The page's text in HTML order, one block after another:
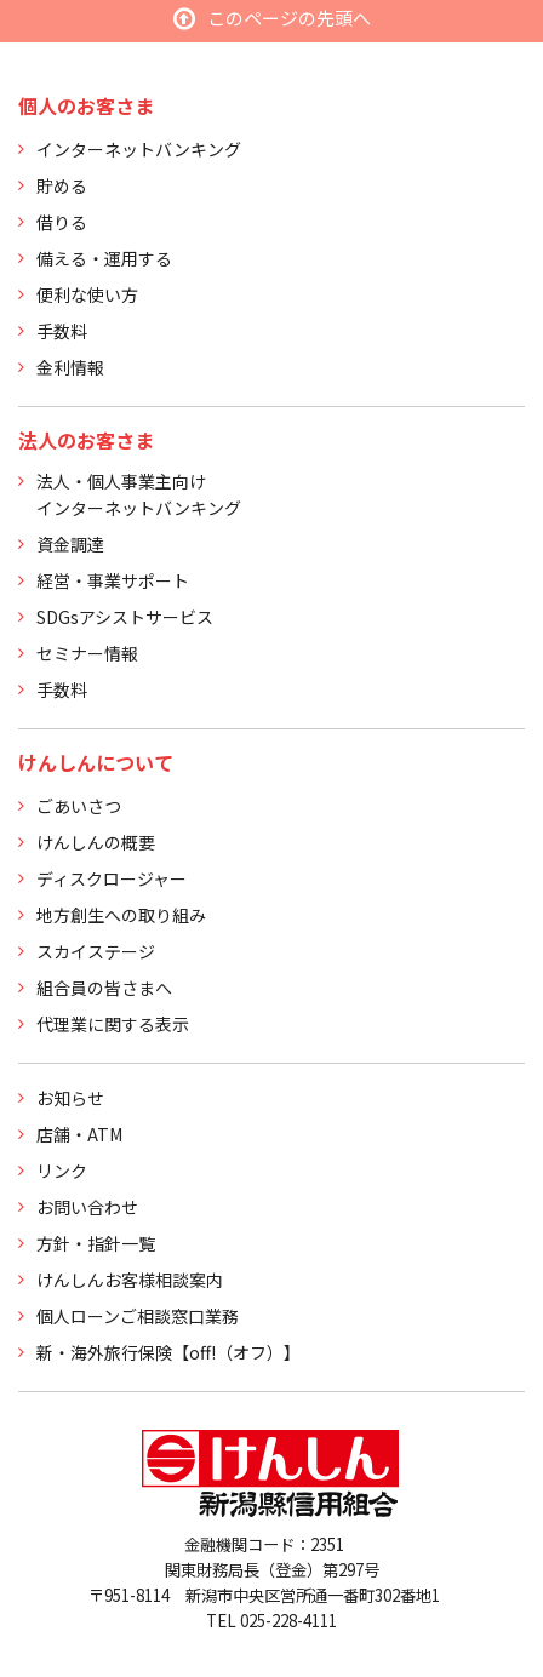
このページの先頭へ
個人のお客さま
インターネットバンキング
貯める
借りる
備える・運用する
便利な使い方
手数料
金利情報
法人のお客さま
法人・個人事業主向け
インターネットバンキング
資金調達
経営・事業サポート
SDGsアシストサービス
セミナー情報
手数料
けんしんについて
ごあいさつ
けんしんの概要
ディスクロージャー
地方創生への取り組み
スカイステージ
組合員の皆さまへ
代理業に関する表示
お知らせ
店舗・ATM
リンク
お問い合わせ
方針・指針一覧
けんしんお客様相談案内
個人ローンご相談窓口業務
新・海外旅行保険【off!（オフ）】
金融機関コード：2351
関東財務局長（登金）第297号
〒951-8114 新潟市中央区営所通一番町302番地1
TEL 025-228-4111